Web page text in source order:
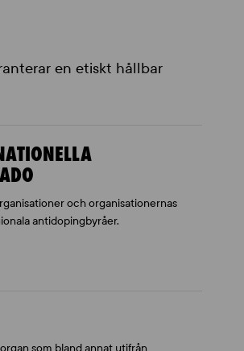
en etiskt hållbar
och organisationernas
antidopingbyråer.
som bland annat utifrån